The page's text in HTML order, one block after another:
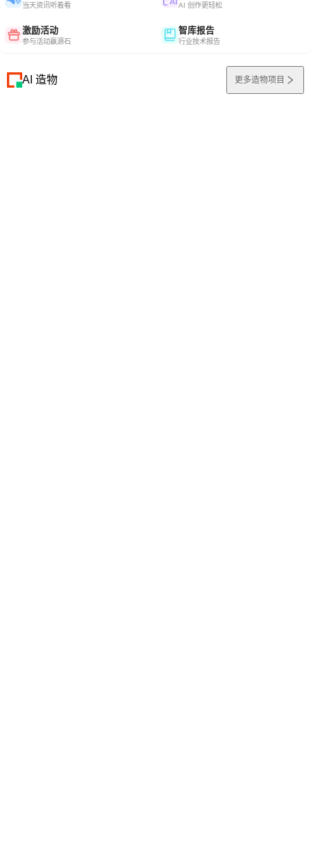
当天资讯听着看 AI 创作更轻松
激励活动
参与活动赢源石
智库报告
行业技术报告
AI 造物 更多造物项目